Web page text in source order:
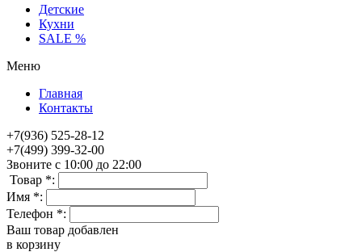
Детские
Кухни
SALE %
Меню
Главная
Контакты
+7(936) 525-28-12
+7(499) 399-32-00
Звоните с 10:00 до 22:00
Товар *:
Имя *:
Телефон *:
Ваш товар добавлен
в корзину